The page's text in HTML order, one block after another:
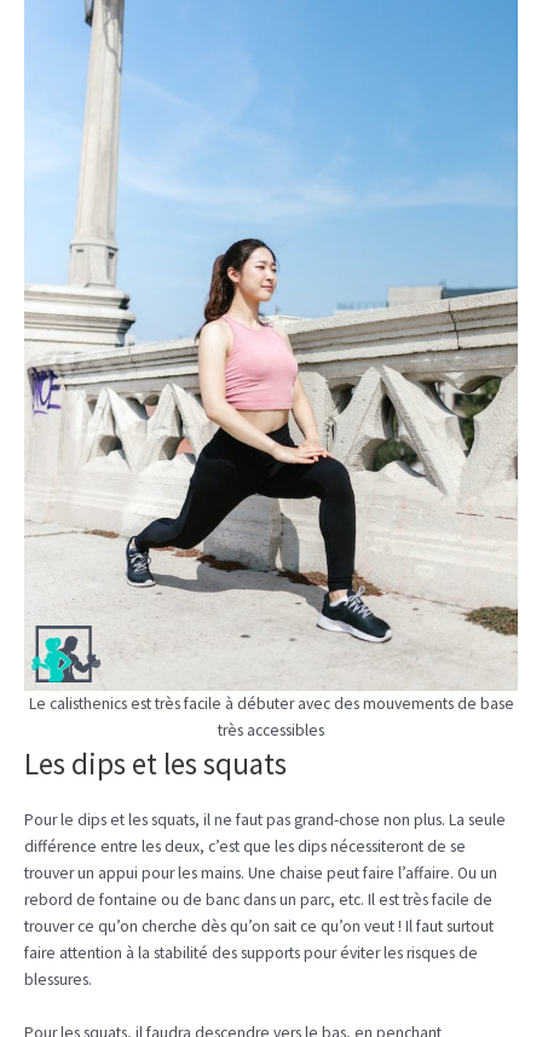
Le calisthenics est très facile à débuter avec des mouvements de base
très accessibles
Les dips et les squats
Pour le dips et les squats, il ne faut pas grand-chose non plus. La seule
différence entre les deux, c’est que les dips nécessiteront de se
trouver un appui pour les mains. Une chaise peut faire l’affaire. Ou un
rebord de fontaine ou de banc dans un parc, etc. Il est très facile de
trouver ce qu’on cherche dès qu’on sait ce qu’on veut ! Il faut surtout
faire attention à la stabilité des supports pour éviter les risques de
blessures.
Pour les squats, il faudra descendre vers le bas, en penchant